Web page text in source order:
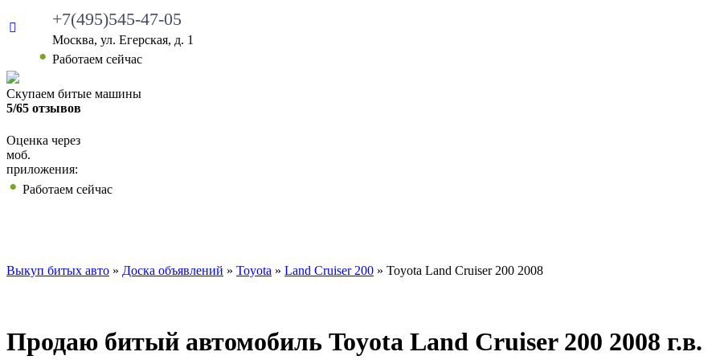
+7(495)545-47-05
Москва, ул. Егерская, д. 1
• Работаем сейчас
Скупаем битые машины
5/65 отзывов
Оценка через
моб.
приложения:
• Работаем сейчас
Выкуп битых авто » Доска объявлений » Toyota » Land Cruiser 200 » Toyota Land Cruiser 200 2008
Продаю битый автомобиль Toyota Land Cruiser 200 2008 г.в.